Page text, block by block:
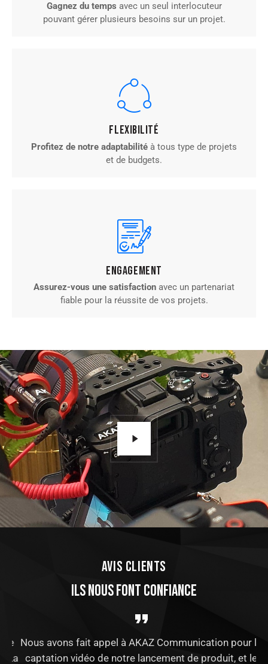
Gagnez du temps avec un seul interlocuteur
pouvant gérer plusieurs besoins sur un projet.
Flexibilité
Profitez de notre adaptabilité à tous type de projets
et de budgets.
Engagement
Assurez-vous une satisfaction avec un partenariat
fiable pour la réussite de vos projets.
AVIS CLIENTS
ILS NOUS FONT CONFIANCE
Nous avons fait appel à AKAZ Communication pour la
captation vidéo de notre lancement de produit, et le